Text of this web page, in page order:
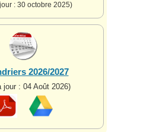
: 30 octobre 2025)
2026/2027
jour : 04 Août 2026)